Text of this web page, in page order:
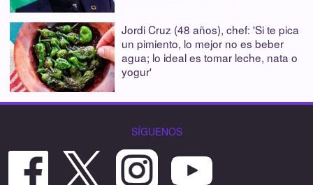
Jordi Cruz (48 años), chef: 'Si te pica
un pimiento, lo mejor no es beber
agua; lo ideal es tomar leche, nata o
yogur'
SÍGUENOS